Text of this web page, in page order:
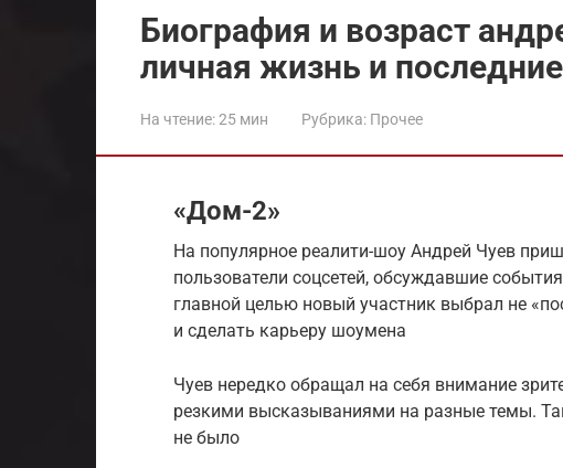
Биография и возраст
личная жизнь и
На чтение:25 мин Рубрика: Прочее
«Дом-2»
На популярное реалити-шоу Андрей Чуев
пользователи соцсетей, обсуждавшие
главной целью новый участник выбрал не
и сделать карьеру шоумена
Чуев нередко обращал на себя внимание
резкими высказываниями на разные темы.
не было